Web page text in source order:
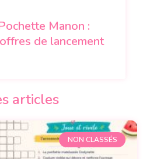
Manon :
de lancement
articles
NON CLASSÉS